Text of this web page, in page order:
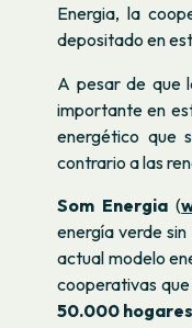
Energia, la
depositado en
A pesar de que
importante en
energético que
contrario a las
Som Energia (
energía verde
actual modelo
cooperativas
50.000